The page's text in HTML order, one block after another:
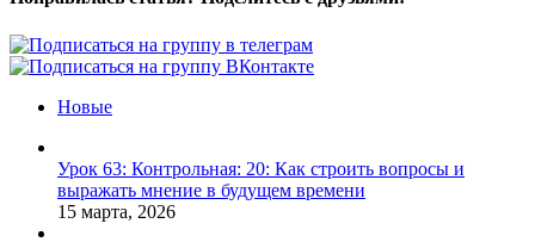
Facebook
X
Pinterest
Vk
Новые
Урок 63: Контрольная: 20: Как строить вопросы и
выражать мнение в будущем времени
15 марта, 2026